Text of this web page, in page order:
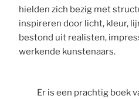
hielden zich bezig met
inspireren door licht, kleur,
bestond uit realisten,
werkende kunstenaars.
Er is een prachtig boek